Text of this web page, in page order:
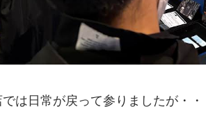
は日常が戻って参りましたが・・